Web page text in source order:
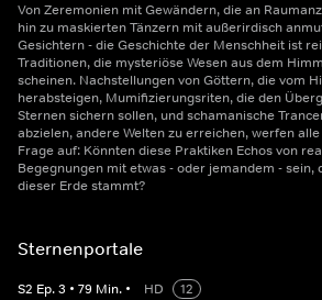
Von Zeremonien mit Gewändern, die an
hin zu maskierten Tänzern mit außerirdisch
Gesichtern - die Geschichte der Menschheit ist
Traditionen, die mysteriöse Wesen aus dem
scheinen. Nachstellungen von Göttern, die vom
herabsteigen, Mumifizierungsriten, die den
Sternen sichern sollen, und schamanische
abzielen, andere Welten zu erreichen, werfen
Frage auf: Könnten diese Praktiken Echos von
Begegnungen mit etwas - oder jemandem - sein,
dieser Erde stammt?
Sternenportale
S2 Ep.3 • 79 Min. • HD
12